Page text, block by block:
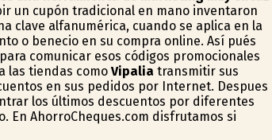
un cupón tradicional en mano inventaron
clave alfanumérica, cuando se aplica en la
o beneficio en su compra online. Así pués
comunicar esos códigos promocionales
las tiendas como Vipalia transmitir sus
en sus pedidos por Internet. Despues
los últimos descuentos por diferentes
En AhorroCheques.com disfrutamos si